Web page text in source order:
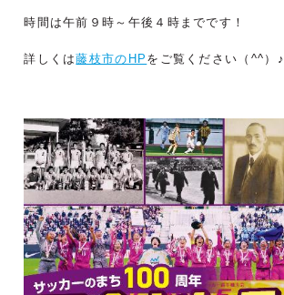
時間は午前９時～午後４時までです！
詳しくは藤枝市のHP をご覧ください（^^）♪